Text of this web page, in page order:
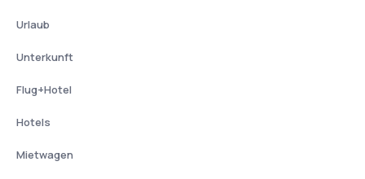
Urlaub
Unterkunft
Flug+Hotel
Hotels
Mietwagen